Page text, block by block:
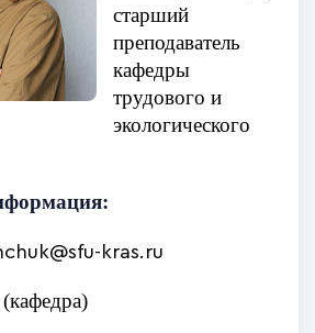
старший
преподаватель
кафедры
трудового и
экологического
kras.ru